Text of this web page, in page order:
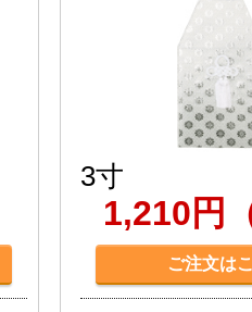
3寸
1,210円
ご注文は